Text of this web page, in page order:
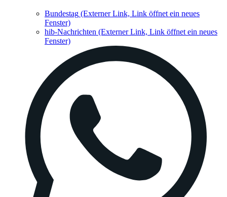
Bundestag (Externer Link, Link öffnet ein neues
Fenster)
hib-Nachrichten (Externer Link, Link öffnet ein neues
Fenster)